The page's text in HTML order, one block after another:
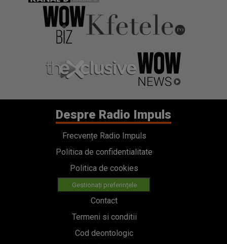
Despre Radio Impuls
Frecvențe Radio Impuls
Politica de confidentialitate
Politica de cookies
Gestionați preferințele
Contact
Termeni si conditii
Cod deontologic